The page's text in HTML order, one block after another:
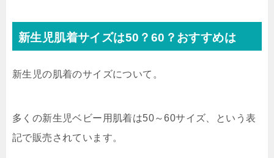
新生児肌着サイズは50？60？おすすめは
新生児の肌着のサイズについて。
多くの新生児ベビー用肌着は50～60サイズ、という表
記で販売されています。